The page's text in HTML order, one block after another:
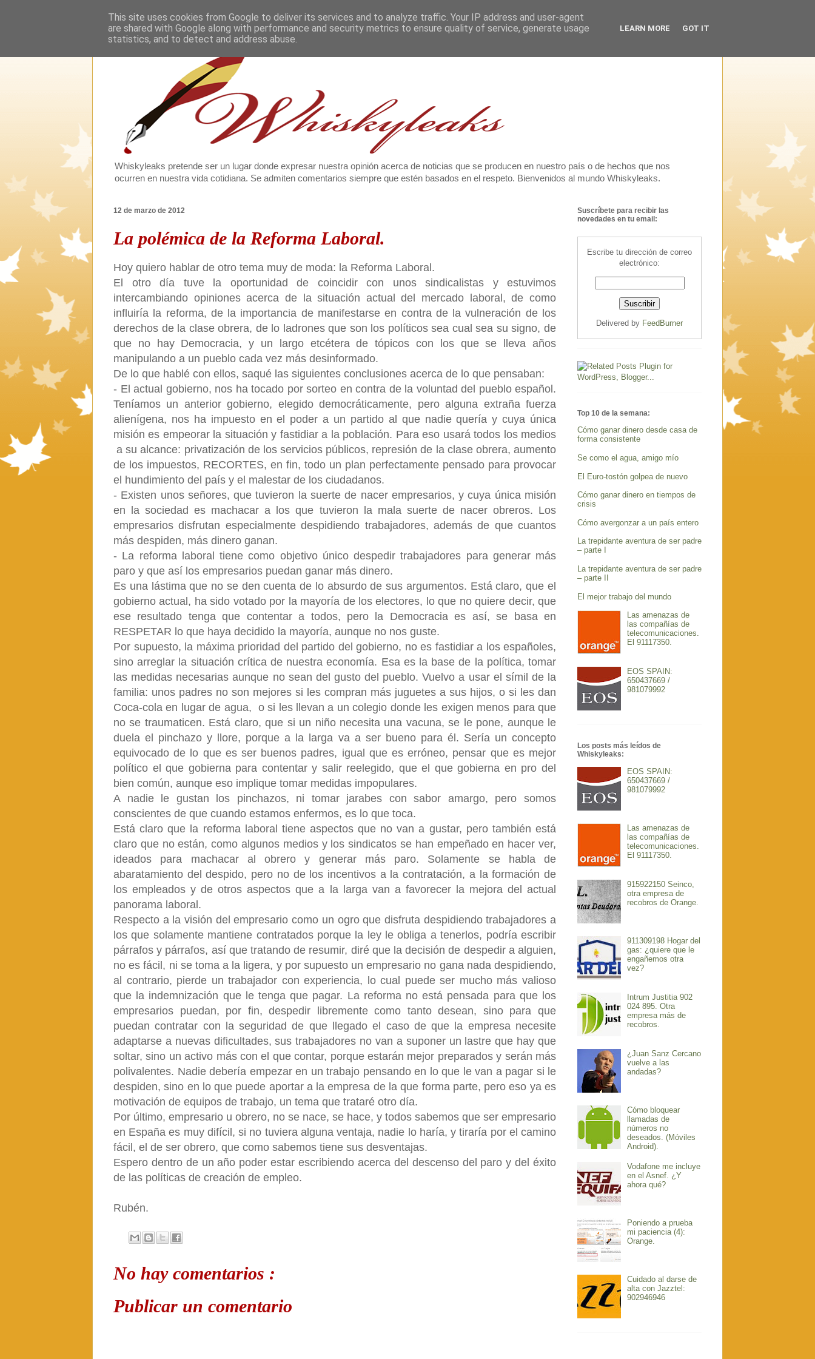
Whiskyleaks pretende ser un lugar donde expresar nuestra opinión acerca de noticias que se producen en nuestro país o de hechos que nos
ocurren en nuestra vida cotidiana. Se admiten comentarios siempre que estén basados en el respeto. Bienvenidos al mundo Whiskyleaks.
12 de marzo de 2012
La polémica de la Reforma Laboral.
Hoy quiero hablar de otro tema muy de moda: la Reforma Laboral.
El otro día tuve la oportunidad de coincidir con unos sindicalistas y estuvimos
intercambiando opiniones acerca de la situación actual del mercado laboral, de como
influiría la reforma, de la importancia de manifestarse en contra de la vulneración de los
derechos de la clase obrera, de lo ladrones que son los políticos sea cual sea su signo, de
que no hay Democracia, y un largo etcétera de tópicos con los que se lleva años
manipulando a un pueblo cada vez más desinformado.
De lo que hablé con ellos, saqué las siguientes conclusiones acerca de lo que pensaban:
- El actual gobierno, nos ha tocado por sorteo en contra de la voluntad del pueblo español.
Teníamos un anterior gobierno, elegido democráticamente, pero alguna extraña fuerza
alienígena, nos ha impuesto en el poder a un partido al que nadie quería y cuya única
misión es empeorar la situación y fastidiar a la población. Para eso usará todos los medios
a su alcance: privatización de los servicios públicos, represión de la clase obrera, aumento
de los impuestos, RECORTES, en fin, todo un plan perfectamente pensado para provocar
el hundimiento del país y el malestar de los ciudadanos.
- Existen unos señores, que tuvieron la suerte de nacer empresarios, y cuya única misión
en la sociedad es machacar a los que tuvieron la mala suerte de nacer obreros. Los
empresarios disfrutan especialmente despidiendo trabajadores, además de que cuantos
más despiden, más dinero ganan.
- La reforma laboral tiene como objetivo único despedir trabajadores para generar más
paro y que así los empresarios puedan ganar más dinero.
Es una lástima que no se den cuenta de lo absurdo de sus argumentos. Está claro, que el
gobierno actual, ha sido votado por la mayoría de los electores, lo que no quiere decir, que
ese resultado tenga que contentar a todos, pero la Democracia es así, se basa en
RESPETAR lo que haya decidido la mayoría, aunque no nos guste.
Por supuesto, la máxima prioridad del partido del gobierno, no es fastidiar a los españoles,
sino arreglar la situación crítica de nuestra economía. Esa es la base de la política, tomar
las medidas necesarias aunque no sean del gusto del pueblo. Vuelvo a usar el símil de la
familia: unos padres no son mejores si les compran más juguetes a sus hijos, o si les dan
Coca-cola en lugar de agua, o si les llevan a un colegio donde les exigen menos para que
no se traumaticen. Está claro, que si un niño necesita una vacuna, se le pone, aunque le
duela el pinchazo y llore, porque a la larga va a ser bueno para él. Sería un concepto
equivocado de lo que es ser buenos padres, igual que es erróneo, pensar que es mejor
político el que gobierna para contentar y salir reelegido, que el que gobierna en pro del
bien común, aunque eso implique tomar medidas impopulares.
A nadie le gustan los pinchazos, ni tomar jarabes con sabor amargo, pero somos
conscientes de que cuando estamos enfermos, es lo que toca.
Está claro que la reforma laboral tiene aspectos que no van a gustar, pero también está
claro que no están, como algunos medios y los sindicatos se han empeñado en hacer ver,
ideados para machacar al obrero y generar más paro. Solamente se habla de
abaratamiento del despido, pero no de los incentivos a la contratación, a la formación de
los empleados y de otros aspectos que a la larga van a favorecer la mejora del actual
panorama laboral.
Respecto a la visión del empresario como un ogro que disfruta despidiendo trabajadores a
los que solamente mantiene contratados porque la ley le obliga a tenerlos, podría escribir
párrafos y párrafos, así que tratando de resumir, diré que la decisión de despedir a alguien,
no es fácil, ni se toma a la ligera, y por supuesto un empresario no gana nada despidiendo,
al contrario, pierde un trabajador con experiencia, lo cual puede ser mucho más valioso
que la indemnización que le tenga que pagar. La reforma no está pensada para que los
empresarios puedan, por fin, despedir libremente como tanto desean, sino para que
puedan contratar con la seguridad de que llegado el caso de que la empresa necesite
adaptarse a nuevas dificultades, sus trabajadores no van a suponer un lastre que hay que
soltar, sino un activo más con el que contar, porque estarán mejor preparados y serán más
polivalentes. Nadie debería empezar en un trabajo pensando en lo que le van a pagar si le
despiden, sino en lo que puede aportar a la empresa de la que forma parte, pero eso ya es
motivación de equipos de trabajo, un tema que trataré otro día.
Por último, empresario u obrero, no se nace, se hace, y todos sabemos que ser empresario
en España es muy difícil, si no tuviera alguna ventaja, nadie lo haría, y tiraría por el camino
fácil, el de ser obrero, que como sabemos tiene sus desventajas.
Espero dentro de un año poder estar escribiendo acerca del descenso del paro y del éxito
de las políticas de creación de empleo.
Rubén.
No hay comentarios :
Publicar un comentario
Suscríbete para recibir las
novedades en tu email:
Escribe tu dirección de correo
electrónico:
Delivered by FeedBurner
Top 10 de la semana:
Cómo ganar dinero desde casa de
forma consistente
Se como el agua, amigo mío
El Euro-tostón golpea de nuevo
Cómo ganar dinero en tiempos de
crisis
Cómo avergonzar a un país entero
La trepidante aventura de ser padre
– parte I
La trepidante aventura de ser padre
– parte II
El mejor trabajo del mundo
Las amenazas de
las compañías de
telecomunicaciones.
El 91117350.
EOS SPAIN:
650437669 /
981079992
Los posts más leídos de
Whiskyleaks:
EOS SPAIN:
650437669 /
981079992
Las amenazas de
las compañías de
telecomunicaciones.
El 91117350.
915922150 Seinco,
otra empresa de
recobros de Orange.
911309198 Hogar del
gas: ¿quiere que le
engañemos otra
vez?
Intrum Justitia 902
024 895. Otra
empresa más de
recobros.
¿Juan Sanz Cercano
vuelve a las
andadas?
Cómo bloquear
llamadas de
números no
deseados. (Móviles
Android).
Vodafone me incluye
en el Asnef. ¿Y
ahora qué?
Poniendo a prueba
mi paciencia (4):
Orange.
Cuidado al darse de
alta con Jazztel:
902946946
This site uses cookies from Google to deliver its services and to analyze traffic. Your IP address and user-agent
are shared with Google along with performance and security metrics to ensure quality of service, generate usage
statistics, and to detect and address abuse.
LEARN MORE GOT IT